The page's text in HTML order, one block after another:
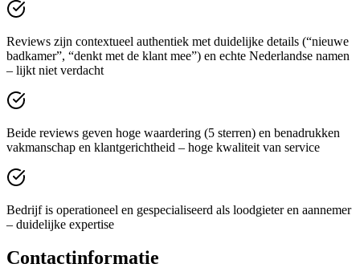
Reviews zijn contextueel authentiek met duidelijke details (“nieuwe
badkamer”, “denkt met de klant mee”) en echte Nederlandse namen
– lijkt niet verdacht
Beide reviews geven hoge waardering (5 sterren) en benadrukken
vakmanschap en klantgerichtheid – hoge kwaliteit van service
Bedrijf is operationeel en gespecialiseerd als loodgieter en aannemer
– duidelijke expertise
Contactinformatie